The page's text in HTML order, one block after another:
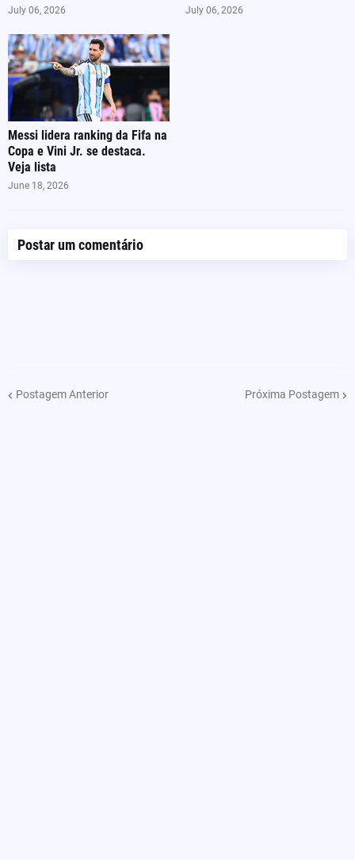
July 06, 2026 July 06, 2026
Messi lidera ranking da Fifa na
Copa e Vini Jr. se destaca.
Veja lista
June 18, 2026
Postar um comentário
Postagem Anterior Próxima Postagem